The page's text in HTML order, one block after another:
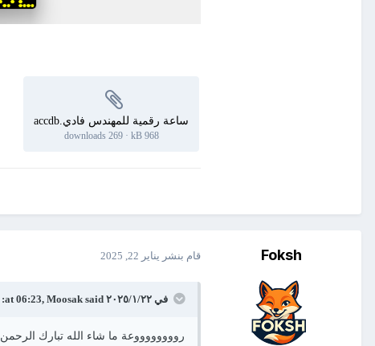
ساعة رقمية للمهندس فادي.accdb
968 kB
·
269 downloads
Foksh قام بنشر يناير 22, 2025
في ٢٢‏/١‏/٢٠٢٥ at 06:23, Moosak said:
رووووووووعة ما شاء الله تبارك الرحمن